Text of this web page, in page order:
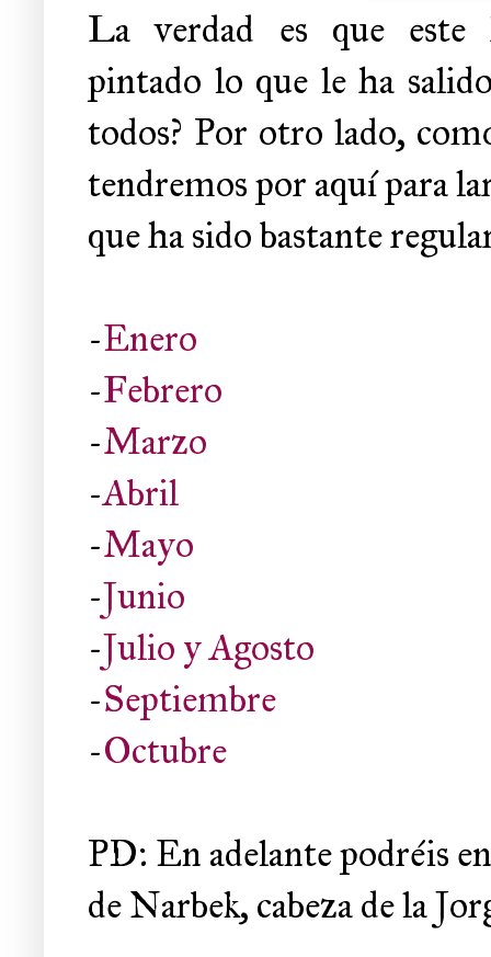
La verdad es que este
pintado lo que le ha
todos? Por otro lado,
tendremos por aquí para
que ha sido bastante
-Enero
-Febrero
-Marzo
-Abril
-Mayo
-Junio
-Julio y Agosto
-Septiembre
-Octubre
PD: En adelante podréis
de Narbek, cabeza de la